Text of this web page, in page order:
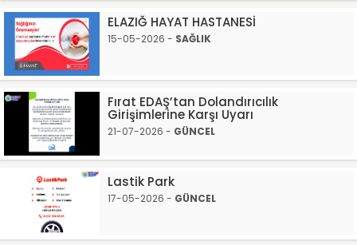
ELAZIĞ HAYAT HASTANESİ
15-05-2026 - SAĞLIK
Fırat EDAŞ’tan Dolandırıcılık
Girişimlerine Karşı Uyarı
21-07-2026 - GÜNCEL
Lastik Park
17-05-2026 - GÜNCEL